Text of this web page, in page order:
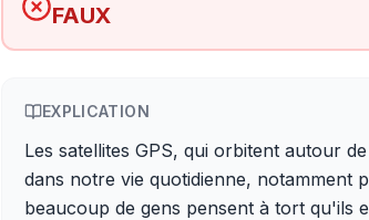
FAUX
EXPLICATION
Les satellites GPS, qui orbitent autour
dans notre vie quotidienne, notamment
beaucoup de gens pensent à tort qu'ils